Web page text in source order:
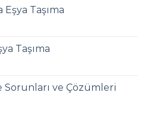
Taşıma
Taşıma
Sorunları ve Çözümleri